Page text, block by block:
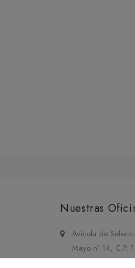
Nuestras
Avícola de
Mayo nº 14, C.P.
España.